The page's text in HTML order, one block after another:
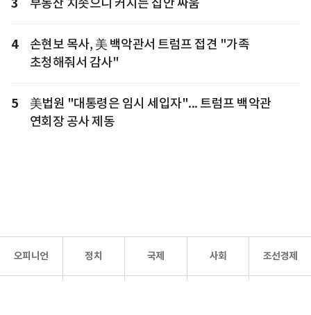
4
손현보 목사, 美 백악관서 트럼프 접견 "가족
초청해줘서 감사"
5
美법원 "대통령은 임시 세입자"... 트럼프 백악관
연회장 공사 제동
오피니언 정치 국제 사회 조선경제